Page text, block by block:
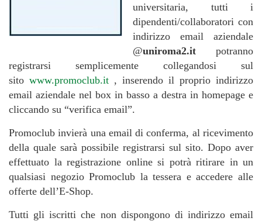
universitaria, tutti i
dipendenti/collaboratori con
indirizzo email aziendale
@uniroma2.it potranno
registrarsi semplicemente collegandosi sul
sito www.promoclub.it , inserendo il proprio indirizzo
email aziendale nel box in basso a destra in homepage e
cliccando su “verifica email”.
Promoclub invierà una email di conferma, al ricevimento
della quale sarà possibile registrarsi sul sito. Dopo aver
effettuato la registrazione online si potrà ritirare in un
qualsiasi negozio Promoclub la tessera e accedere alle
offerte dell’E-Shop.
Tutti gli iscritti che non dispongono di indirizzo email